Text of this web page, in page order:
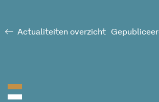
Actualiteiten overzicht